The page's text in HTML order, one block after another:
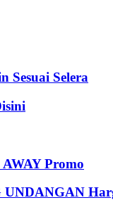
Sesuai Selera
Promo